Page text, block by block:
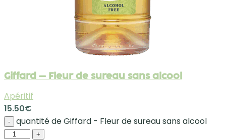
Giffard – Fleur de sureau sans alcool
Apéritif
15.50€
- quantité de Giffard - Fleur de sureau sans alcool
+